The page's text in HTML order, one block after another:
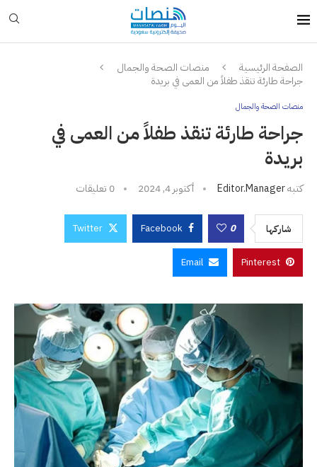
الصفحة الرئيسية
منصات الصحة والجمال
جراحة طارئة تنقذ طفلاً من العمى في بريدة
منصات الصحة والجمال
جراحة طارئة تنقذ طفلاً من العمى في
بريدة
كتبهEditor.manager أكتوبر 4, 2024 0 تعليقات
شاركها 0
Facebook
Twitter
Pinterest
Email